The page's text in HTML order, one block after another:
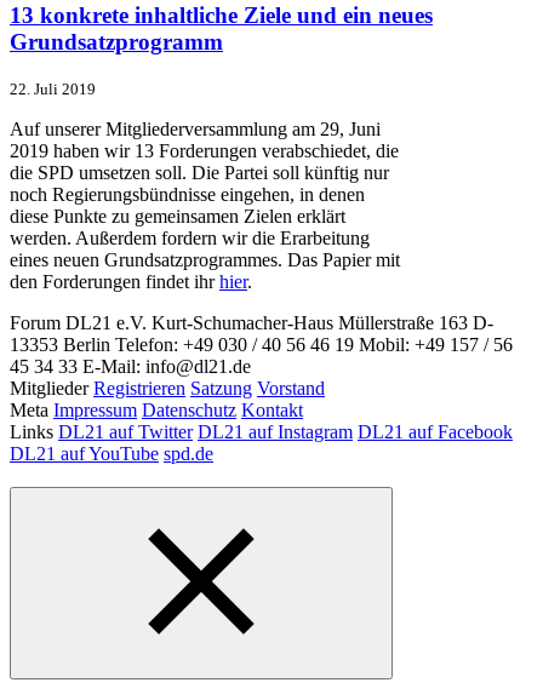
13 konkrete inhaltliche Ziele und ein neues
Grundsatzprogramm
22. Juli 2019
Auf unserer Mitgliederversammlung am 29, Juni
2019 haben wir 13 Forderungen verabschiedet, die
die SPD umsetzen soll. Die Partei soll künftig nur
noch Regierungsbündnisse eingehen, in denen
diese Punkte zu gemeinsamen Zielen erklärt
werden. Außerdem fordern wir die Erarbeitung
eines neuen Grundsatzprogrammes. Das Papier mit
den Forderungen findet ihrhier.
Forum DL21 e.V. Kurt-Schumacher-Haus Müllerstraße 163 D-
13353 Berlin Telefon: +49 030 / 40 56 46 19 Mobil: +49 157 / 56
45 34 33 E-Mail: info@dl21.de
Mitglieder Registrieren Satzung Vorstand
Meta Impressum Datenschutz Kontakt
Links DL21 auf Twitter DL21 auf Instagram DL21 auf Facebook
DL21 auf YouTube spd.de